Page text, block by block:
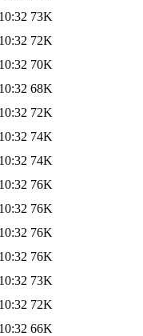
73K
72K
70K
68K
72K
74K
74K
76K
76K
76K
76K
73K
72K
66K